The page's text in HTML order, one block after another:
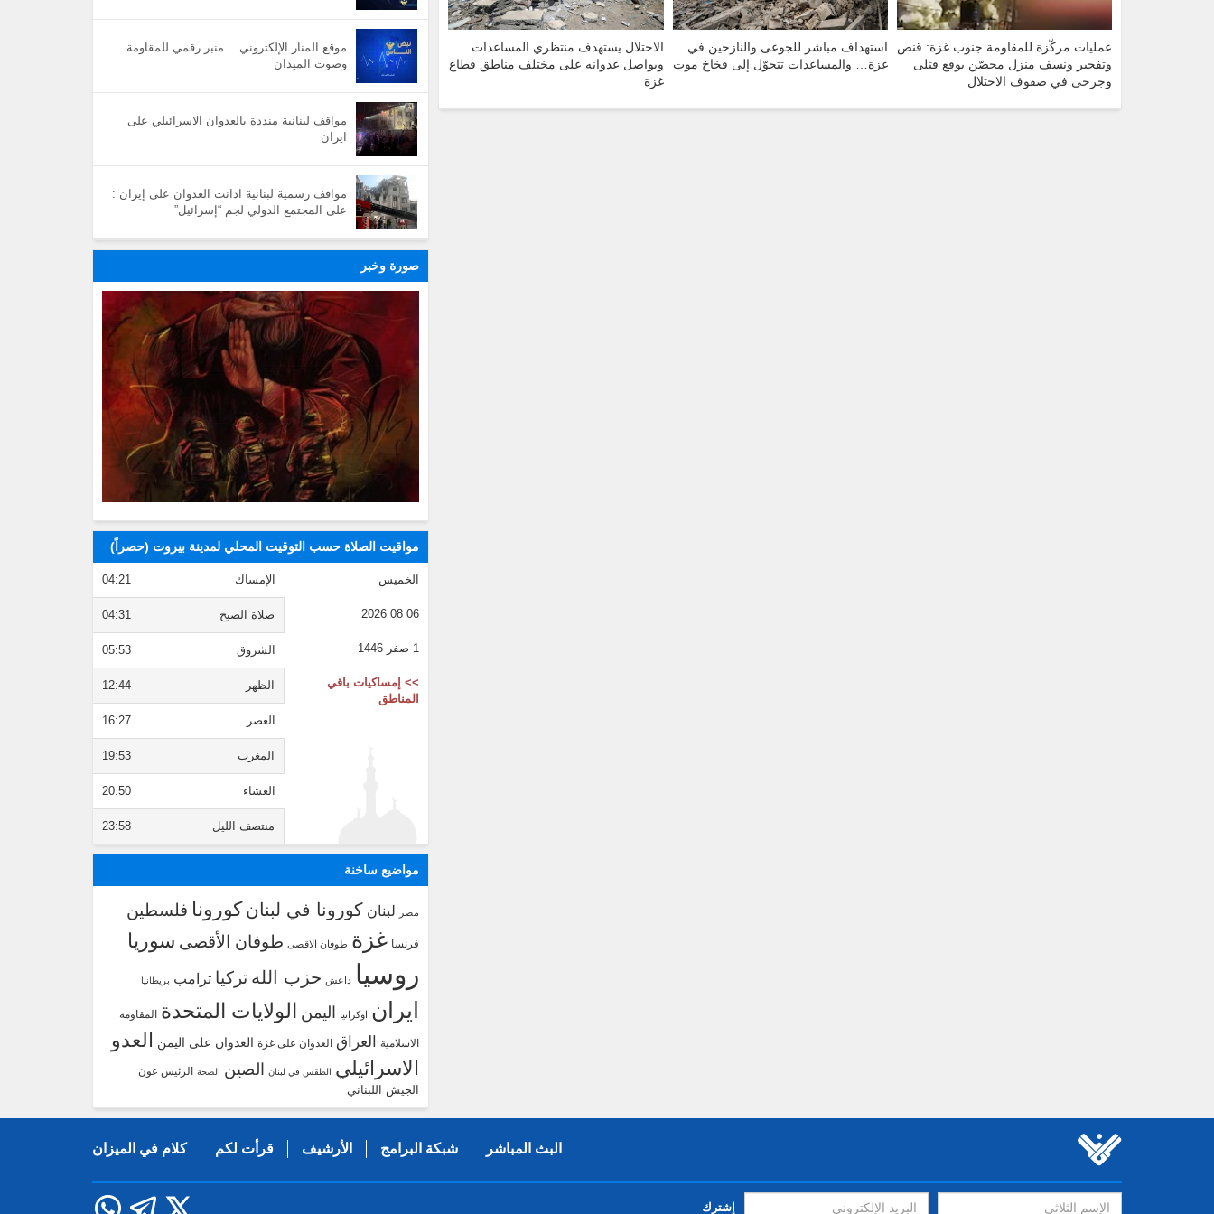
عمليات مركّزة للمقاومة جنوب غزة: قنص
وتفجير ونسف منزل محصّن يوقع قتلى
وجرحى في صفوف الاحتلال
استهداف مباشر للجوعى والنازحين في
غزة… والمساعدات تتحوّل إلى فخاخ موت
الاحتلال يستهدف منتظري المساعدات
ويواصل عدوانه على مختلف مناطق قطاع
غزة
موقع المنار الإلكتروني… منبر رقمي للمقاومة
وصوت الميدان
مواقف لبنانية منددة بالعدوان الاسرائيلي على
ايران
مواقف رسمية لبنانية ادانت العدوان على إيران :
على المجتمع الدولي لجم “إسرائيل”
صورة وخبر
مواقيت الصلاة حسب التوقيت المحلي لمدينة بيروت (حصراً)
الخميس
06 08 2026
1 صفر 1446
>> إمساكيات باقي
المناطق
الإمساك 04:21
صلاة الصبح 04:31
الشروق 05:53
الظهر 12:44
العصر 16:27
المغرب 19:53
العشاء 20:50
منتصف الليل 23:58
مواضيع ساخنة
مصر لبنان كورونا في لبنان كورونا فلسطين
فرنسا غزة طوفان الاقصى طوفان الأقصى سوريا
روسيا داعش حزب الله تركيا ترامب بريطانيا
ايران اوكرانيا اليمن الولايات المتحدة المقاومة
الاسلامية العراق العدوان على غزة العدوان على اليمن العدو
الاسرائيلي الطقس في لبنان الصين الصحة الرئيس عون
الجيش اللبناني
البث المباشر شبكة البرامج الأرشيف قرأت لكم كلام في الميزان
إشترك